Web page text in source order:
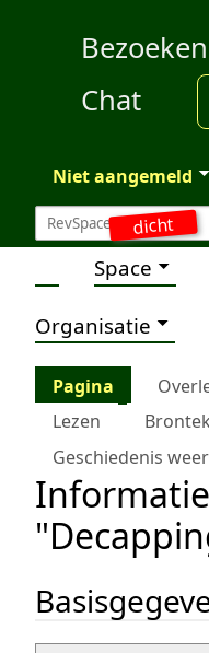
dicht
Bezoeken
Chat
Niet aangemeld
Space
Organisatie
Pagina
Lezen
Geschiedenis